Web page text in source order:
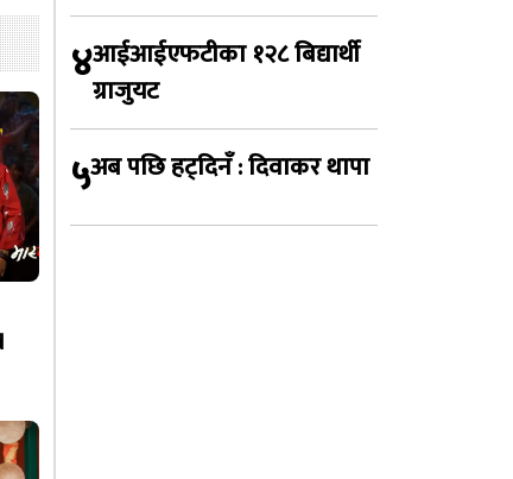
४आईआईएफटीका १२८ बिद्यार्थी
ग्राजुयट
५अब पछि हट्दिनँ : दिवाकर थापा